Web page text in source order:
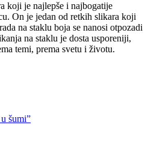
koji je najlepše i najbogatije
On je jedan od retkih slikara koji
na staklu boja se nanosi otpozadi
na staklu je dosta usporeniji,
temi, prema svetu i životu.
šumi”